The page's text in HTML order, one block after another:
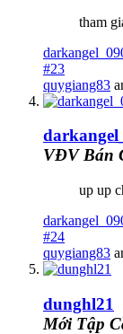
tham
#23
quygiang83
VĐV Bán
up up
#24
quygiang83
dunghl21
Mới Tập